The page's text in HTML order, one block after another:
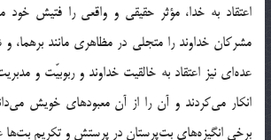
اعتقاد به خدا، مؤثر حقيقي و واقعي را فتيش خود
مشركان خداوند را متجلي در مظاهري مانند برهما، و
عده‌اي نيز اعتقاد به خالقيت خداوند و ربوبيّت و
برخي انگيزه‌هاي بت‌پرستان در پرستش و تكريم بت‌ها